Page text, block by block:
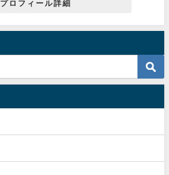
プロフィール詳細